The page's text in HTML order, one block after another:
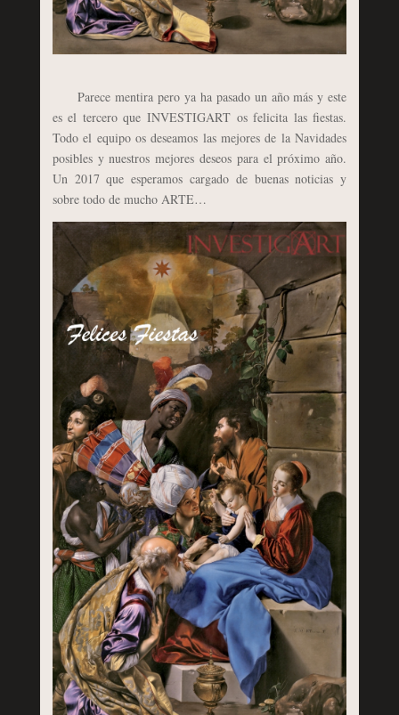
Parece mentira pero ya ha pasado un año más y este
es el tercero que INVESTIGART os felicita las fiestas.
Todo el equipo os deseamos las mejores de la Navidades
posibles y nuestros mejores deseos para el próximo año.
Un 2017 que esperamos cargado de buenas noticias y
sobre todo de mucho ARTE…